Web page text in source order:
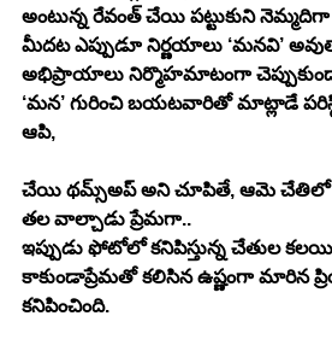
అంటున్న రేవంత్ చేయి పట్టుకుని
మీదట ఎప్పుడూ నిర్ణయాలు ‘మనవి’
అభిప్రాయాలు నిర్మొహమాటంగా
‘మన’ గురించి బయటవారితో మాట్లాడే
ఆపి,
చేయి థమ్స్అప్ అని చూపితే, ఆమె చేతిలో
తల వాల్చాడు ప్రేమగా..
ఇప్పుడు ఫోటోలో కనిపిస్తున్న చేతుల
కాకుండాప్రేమతో కలిసిన ఉష్ణంగా మారిన
కనిపించింది.